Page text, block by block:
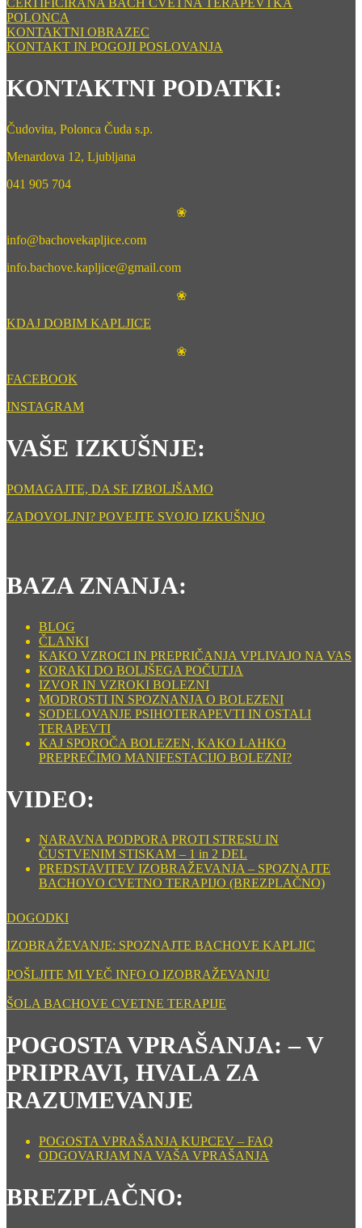
CERTIFICIRANA BACH CVETNA TERAPEVTKA
POLONCA
KONTAKTNI OBRAZEC
KONTAKT IN POGOJI POSLOVANJA
KONTAKTNI PODATKI:
Čudovita, Polonca Čuda s.p.
Menardova 12, Ljubljana
041 905 704
❀
info@bachovekapljice.com
info.bachove.kapljice@gmail.com
❀
KDAJ DOBIM KAPLJICE
❀
FACEBOOK
INSTAGRAM
VAŠE IZKUŠNJE:
POMAGAJTE, DA SE IZBOLJŠAMO
ZADOVOLJNI? POVEJTE SVOJO IZKUŠNJO
BAZA ZNANJA:
BLOG
ČLANKI
KAKO VZROCI IN PREPRIČANJA VPLIVAJO NA VAS
KORAKI DO BOLJŠEGA POČUTJA
IZVOR IN VZROKI BOLEZNI
MODROSTI IN SPOZNANJA O BOLEZENI
SODELOVANJE PSIHOTERAPEVTI IN OSTALI
TERAPEVTI
KAJ SPOROČA BOLEZEN, KAKO LAHKO
PREPREČIMO MANIFESTACIJO BOLEZNI?
VIDEO:
NARAVNA PODPORA PROTI STRESU IN
ČUSTVENIM STISKAM – 1 in 2 DEL
PREDSTAVITEV IZOBRAŽEVANJA – SPOZNAJTE
BACHOVO CVETNO TERAPIJO (BREZPLAČNO)
DOGODKI
IZOBRAŽEVANJE: SPOZNAJTE BACHOVE KAPLJIC
POŠLJITE MI VEČ INFO O IZOBRAŽEVANJU
ŠOLA BACHOVE CVETNE TERAPIJE
POGOSTA VPRAŠANJA: – V
PRIPRAVI, HVALA ZA
RAZUMEVANJE
POGOSTA VPRAŠANJA KUPCEV – FAQ
ODGOVARJAM NA VAŠA VPRAŠANJA
BREZPLAČNO: